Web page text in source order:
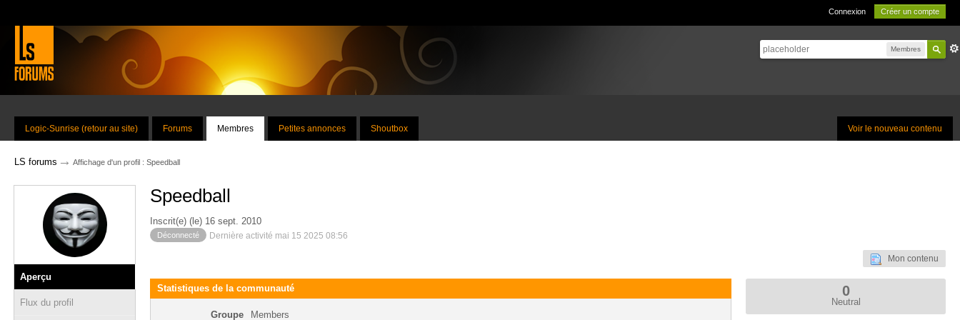
Connexion Créer un compte
Membres
Voir le nouveau contenu
Logic-Sunrise (retour au site) Forums Membres Petites annonces Shoutbox
LS forums → Affichage d'un profil : Speedball
Aperçu
Flux du profil
Speedball
Inscrit(e) (le) 16 sept. 2010
Déconnecté Dernière activité mai 15 2025 08:56
Mon contenu
Statistiques de la communauté
Groupe Members
0
Neutral